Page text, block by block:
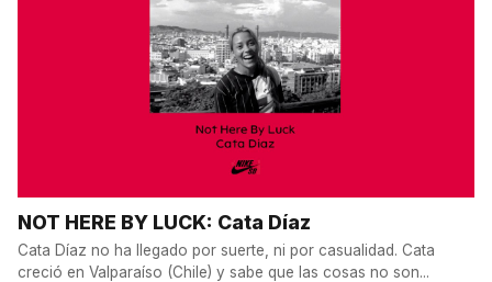
NOT HERE BY LUCK: Cata Díaz
Cata Díaz no ha llegado por suerte, ni por casualidad. Cata
creció en Valparaíso (Chile) y sabe que las cosas no son...